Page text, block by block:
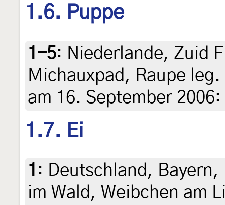
1.6. Puppe
1-5: Niederlande, Zuid
Michauxpad, Raupe
am 16. September
1.7. Ei
1 : Deutschland,
im Wald, Weibchen am